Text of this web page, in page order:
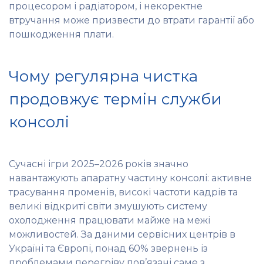
процесором і радіатором, і некоректне
втручання може призвести до втрати гарантії або
пошкодження плати.
Чому регулярна чистка
продовжує термін служби
консолі
Сучасні ігри 2025–2026 років значно
навантажують апаратну частину консолі: активне
трасування променів, високі частоти кадрів та
великі відкриті світи змушують систему
охолодження працювати майже на межі
можливостей. За даними сервісних центрів в
Україні та Європі, понад 60% звернень із